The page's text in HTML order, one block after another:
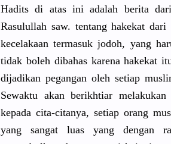
Hadits di atas ini adalah berita
Rasulullah saw. tentang hakekat
kecelakaan termasuk jodoh, yang
tidak boleh dibahas karena hakekat
dijadikan pegangan oleh setiap
Sewaktu akan berikhtiar
kepada cita-citanya, setiap orang
yang sangat luas yang dengan